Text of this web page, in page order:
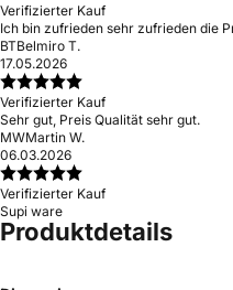
Verifizierter Kauf
Ich bin zufrieden sehr zufrieden die
BTBelmiro T.
17.05.2026
Verifizierter Kauf
Sehr gut, Preis Qualität sehr gut.
MWMartin W.
06.03.2026
Verifizierter Kauf
Supi ware
Produktdetails